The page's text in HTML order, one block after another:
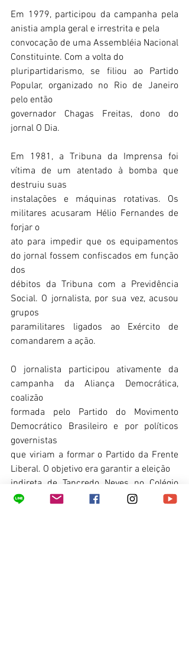
Em 1979, participou da campanha pela
anistia ampla geral e irrestrita e pela
convocação de uma Assembléia Nacional
Constituinte. Com a volta do
pluripartidarismo, se filiou ao Partido
Popular, organizado no Rio de Janeiro
pelo então
governador Chagas Freitas, dono do
jornal O Dia.
Em 1981, a Tribuna da Imprensa foi
vítima de um atentado à bomba que
destruiu suas
instalações e máquinas rotativas. Os
militares acusaram Hélio Fernandes de
forjar o
ato para impedir que os equipamentos
do jornal fossem confiscados em função
dos
débitos da Tribuna com a Previdência
Social. O jornalista, por sua vez, acusou
grupos
paramilitares ligados ao Exército de
comandarem a ação.
O jornalista participou ativamente da
campanha da Aliança Democrática,
coalizão
formada pelo Partido do Movimento
Democrático Brasileiro e por políticos
governistas
que viriam a formar o Partido da Frente
Liberal. O objetivo era garantir a eleição
indireta de Tancredo Neves no Colégio
Eleitoral.